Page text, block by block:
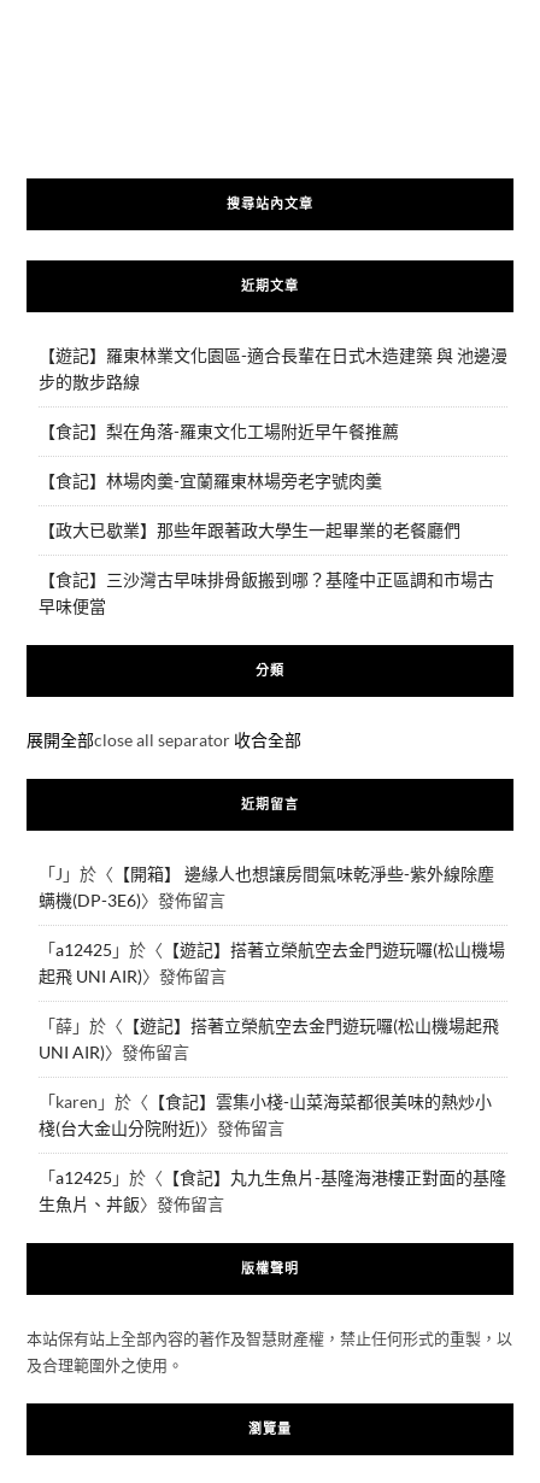
搜尋站內文章
近期文章
【遊記】羅東林業文化園區-適合長輩在日式木造建築 與 池邊漫
步的散步路線
【食記】梨在角落-羅東文化工場附近早午餐推薦
【食記】林場肉羹-宜蘭羅東林場旁老字號肉羹
【政大已歇業】那些年跟著政大學生一起畢業的老餐廳們
【食記】三沙灣古早味排骨飯搬到哪？基隆中正區調和市場古
早味便當
分類
展開全部close all separator 收合全部
近期留言
「J 」於〈 【開箱】 邊緣人也想讓房間氣味乾淨些-紫外線除塵
螨機(DP-3E6)〉發佈留言
「a12425 」於〈 【遊記】搭著立榮航空去金門遊玩囉(松山機場
起飛 UNI AIR)〉發佈留言
「薛」於〈 【遊記】搭著立榮航空去金門遊玩囉(松山機場起飛
UNI AIR)〉發佈留言
「karen 」於〈 【食記】雲集小棧-山菜海菜都很美味的熱炒小
棧(台大金山分院附近)〉發佈留言
「a12425 」於〈 【食記】丸九生魚片-基隆海港樓正對面的基隆
生魚片、丼飯〉發佈留言
版權聲明
本站保有站上全部內容的著作及智慧財產權，禁止任何形式的重製，以
及合理範圍外之使用。
瀏覽量